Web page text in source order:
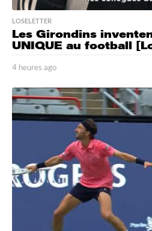
LOSELETTER
Les Girondins
UNIQUE au football
4 heures ago
e
u
r
e
g
o